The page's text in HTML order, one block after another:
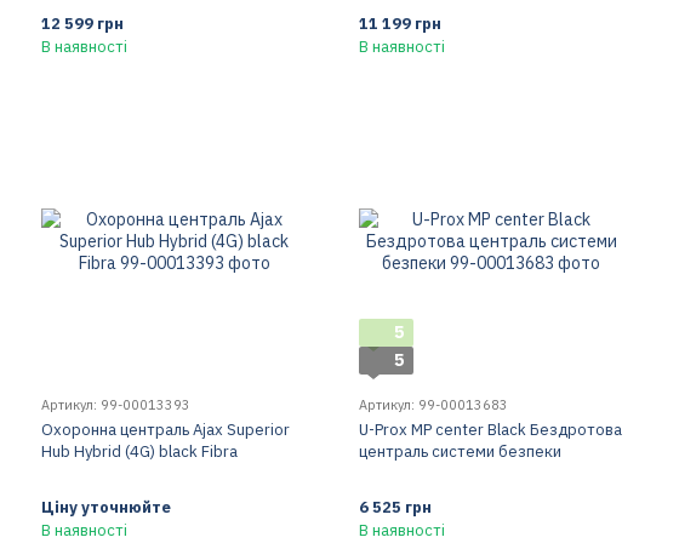
12 599 грн
В наявності
11 199 грн
В наявності
Артикул: 99-00013393
Охоронна централь Ajax Superior
Hub Hybrid (4G) black Fibra
Ціну уточнюйте
В наявності
5
5
Артикул: 99-00013683
U-Prox MP center Black Бездротова
централь системи безпеки
6 525 грн
В наявності